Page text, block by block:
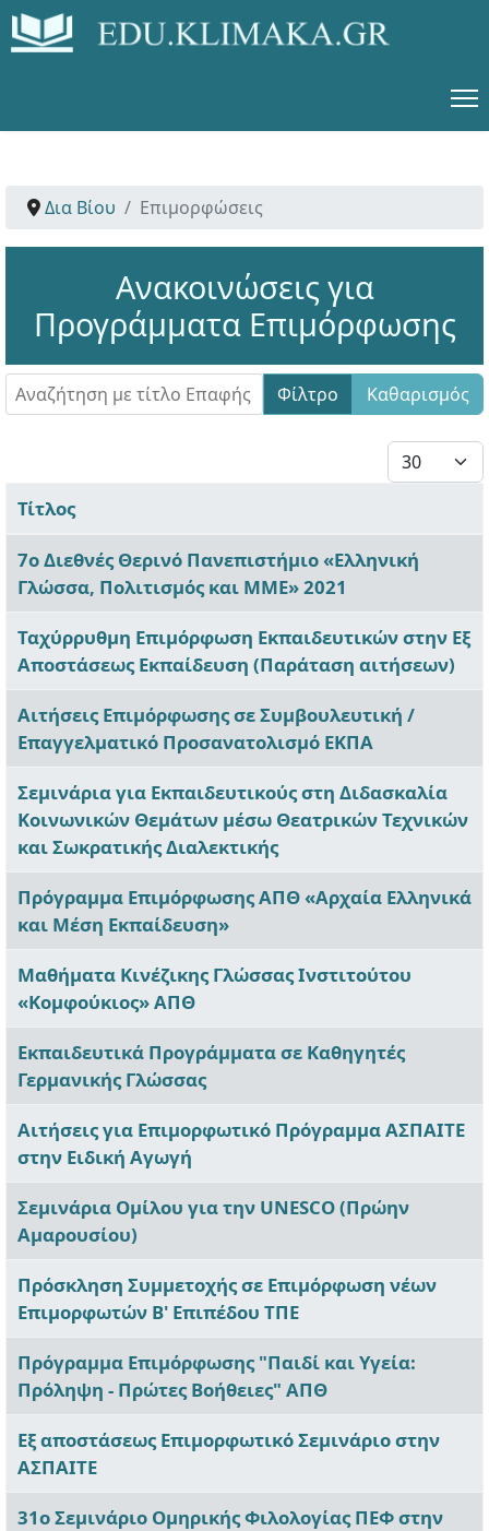
Δια Βίου Επιμορφώσεις
Ανακοινώσεις για
Προγράμματα Επιμόρφωσης
Αναζήτηση με τίτλο Επαφής Φίλτρο Καθαρισμός
Εμφάνιση #
Τίτλος
7ο Διεθνές Θερινό Πανεπιστήμιο «Ελληνική
Γλώσσα, Πολιτισμός και ΜΜΕ» 2021
Ταχύρρυθμη Επιμόρφωση Εκπαιδευτικών στην Εξ
Αποστάσεως Εκπαίδευση (Παράταση αιτήσεων)
Αιτήσεις Επιμόρφωσης σε Συμβουλευτική /
Επαγγελματικό Προσανατολισμό ΕΚΠΑ
Σεμινάρια για Εκπαιδευτικούς στη Διδασκαλία
Κοινωνικών Θεμάτων μέσω Θεατρικών Τεχνικών
και Σωκρατικής Διαλεκτικής
Πρόγραμμα Επιμόρφωσης ΑΠΘ «Αρχαία Ελληνικά
και Μέση Εκπαίδευση»
Μαθήματα Κινέζικης Γλώσσας Ινστιτούτου
«Κομφούκιος» ΑΠΘ
Εκπαιδευτικά Προγράμματα σε Καθηγητές
Γερμανικής Γλώσσας
Αιτήσεις για Επιμορφωτικό Πρόγραμμα ΑΣΠΑΙΤΕ
στην Ειδική Αγωγή
Σεμινάρια Ομίλου για την UNESCO (Πρώην
Αμαρουσίου)
Πρόσκληση Συμμετοχής σε Επιμόρφωση νέων
Επιμορφωτών Β' Επιπέδου ΤΠΕ
Πρόγραμμα Επιμόρφωσης "Παιδί και Υγεία:
Πρόληψη - Πρώτες Βοήθειες" ΑΠΘ
Εξ αποστάσεως Επιμορφωτικό Σεμινάριο στην
ΑΣΠΑΙΤΕ
31ο Σεμινάριο Ομηρικής Φιλολογίας ΠΕΦ στην